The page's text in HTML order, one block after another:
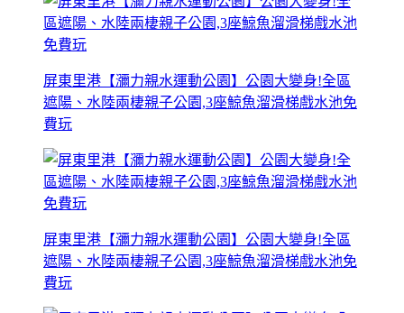
屏東里港【瀰力親水運動公園】公園大變身!全區
遮陽、水陸兩棲親子公園,3座鯨魚溜滑梯戲水池免
費玩
屏東里港【瀰力親水運動公園】公園大變身!全區
遮陽、水陸兩棲親子公園,3座鯨魚溜滑梯戲水池免
費玩